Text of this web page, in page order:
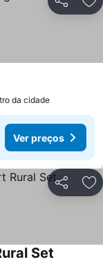
Partilhar
da cidade
Ver preços
Partilhar
Set